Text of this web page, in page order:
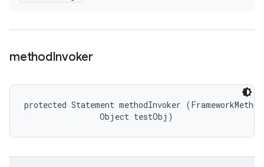
methodInvoker
protected Statement methodInvoker
                Object testObj)